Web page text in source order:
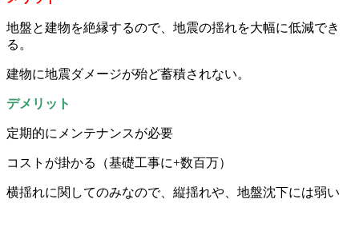
地盤と建物を絶縁するので、地震の揺れを大幅に低減でき
る。
建物に地震ダメージが殆ど蓄積されない。
デメリット
定期的にメンテナンスが必要
コストが掛かる（基礎工事に+数百万）
横揺れに関してのみなので、縦揺れや、地盤沈下には弱い